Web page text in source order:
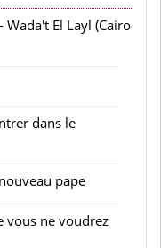
El Layl (Cairo
dans le
pape
vous ne voudrez